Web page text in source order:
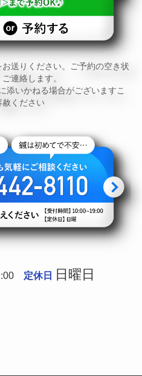
送りください。ご予約の空き状
連絡します。
添いかねる場合がございますこ
赦ください
定休日 日曜日